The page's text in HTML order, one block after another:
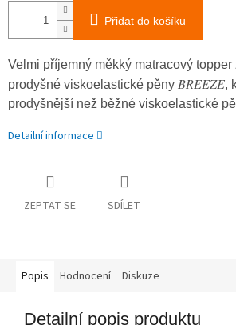
Přidat do košíku
Velmi příjemný měkký matracový topper
prodyšné viskoelastické pěny BREEZE,
prodyšnější než běžné viskoelastické
Detailní informace
ZEPTAT SE SDÍLET
Popis Hodnocení Diskuze
Detailní popis produktu